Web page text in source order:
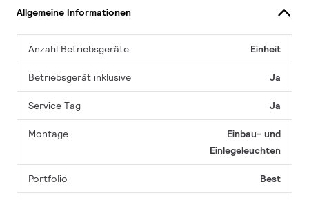
Allgemeine Informationen
Anzahl Betriebsgeräte Einheit
Betriebsgerät inklusive Ja
Service Tag Ja
Montage
Einbau- und
Einlegeleuchten
Portfolio Best